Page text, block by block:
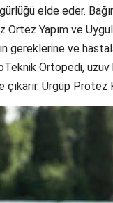
elde eder.
Yapım ve
ve
Ortopedi,
Ürgüp Protez